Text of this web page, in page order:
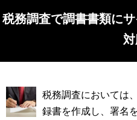
税務調査で調書書類に
税務調査においては
録書を作成し、署名